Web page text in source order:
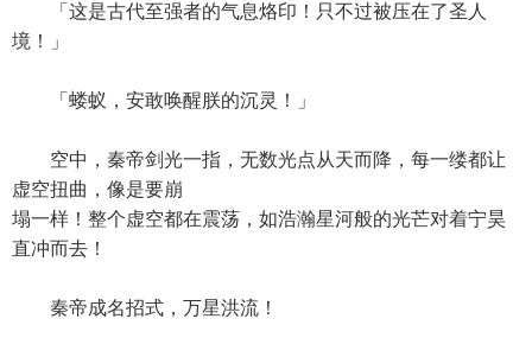
「这是古代至强者的气息烙印！只不过被压在了圣人
境！」
「蝼蚁，安敢唤醒朕的沉灵！」
空中，秦帝剑光一指，无数光点从天而降，每一缕都让
虚空扭曲，像是要崩
塌一样！整个虚空都在震荡，如浩瀚星河般的光芒对着宁昊
直冲而去！
秦帝成名招式，万星洪流！